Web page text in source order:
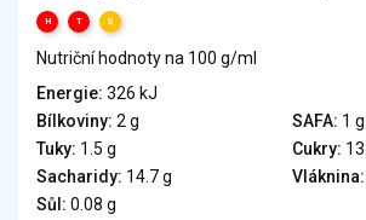
Veganské a vegetariánské výrobky
Tuky
Obiloviny, mouka, cereální výrobky
Chléb, pečivo, křehké chleby, pufované
Přílohy
Ovoce
Ořechy, semena
H T S
Nutriční hodnoty na 100 g/ml
Energie: 326 kJ
Bílkoviny: 2 g SAFA: 1 g
Tuky: 1.5 g Cukry:
Sacharidy: 14.7 g Vláknina:
Sůl: 0.08 g